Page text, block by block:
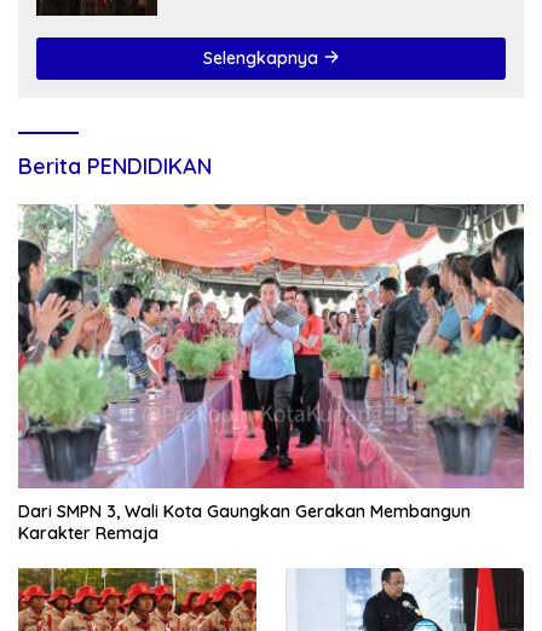
Selengkapnya
Berita PENDIDIKAN
Dari SMPN 3, Wali Kota Gaungkan Gerakan Membangun
Karakter Remaja